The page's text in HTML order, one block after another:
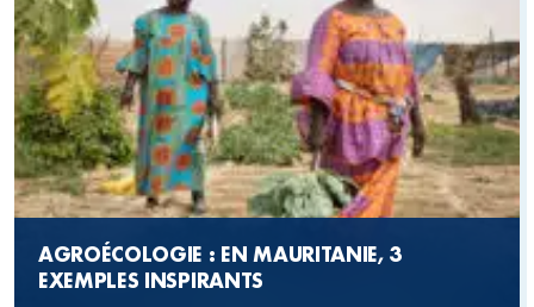
AGROÉCOLOGIE : EN MAURITANIE, 3
EXEMPLES INSPIRANTS
POUR UNE TERRE SANS FAIM, CULTIVEZ L’ACTION DU
CCFD-TERRE SOLIDAIRE